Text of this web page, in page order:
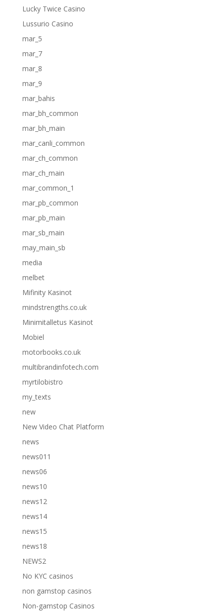
Lucky Twice Casino
Lussurio Casino
mar_5
mar_7
mar_8
mar_9
mar_bahis
mar_bh_common
mar_bh_main
mar_canli_common
mar_ch_common
mar_ch_main
mar_common_1
mar_pb_common
mar_pb_main
mar_sb_main
may_main_sb
media
melbet
Mifinity Kasinot
mindstrengths.co.uk
Minimitalletus Kasinot
Mobiel
motorbooks.co.uk
multibrandinfotech.com
myrtilobistro
my_texts
new
New Video Chat Platform
news
news011
news06
news10
news12
news14
news15
news18
NEWS2
No KYC casinos
non gamstop casinos
Non-gamstop Casinos